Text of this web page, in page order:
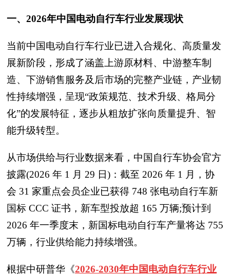
一、2026年中国电动自行车行业发展现状
当前中国电动自行车行业已进入合规化、高质量发
展新阶段，形成了涵盖上游原材料、中游整车制
造、下游销售服务及后市场的完整产业链，产业韧
性持续增强，呈现“政策规范、技术升级、格局分
化”的发展特征，逐步从粗放扩张向质量提升、智
能升级转型。
从市场供给与行业数据来看，中国自行车协会官方
披露(2026 年 1 月 29 日)：截至 2026 年 1 月，协
会 31 家重点会员企业已获得 748 张电动自行车新
国标 CCC 证书，新车型投放超 165 万辆;预计到
2026 年一季度末，新国标电动自行车产量将达 755
万辆，行业供给能力持续增强。
根据中研普华《2026-2030年中国电动自行车行业